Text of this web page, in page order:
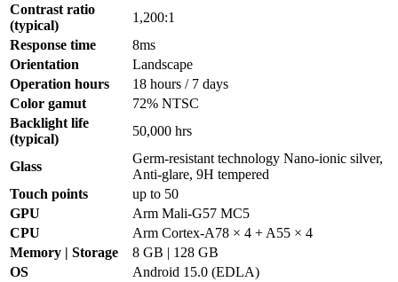
Contrast ratio
(typical)
1,200:1
Response time
8ms
Orientation
Landscape
Operation hours
18 hours / 7 days
Color gamut
72% NTSC
Backlight life
(typical)
50,000 hrs
Glass
Germ-resistant technology Nano-ionic silver,
Anti-glare, 9H tempered
Touch points
up to 50
GPU
Arm Mali-G57 MC5
CPU
Arm Cortex-A78 × 4 + A55 × 4
Memory | Storage
8 GB | 128 GB
OS
Android 15.0 (EDLA)